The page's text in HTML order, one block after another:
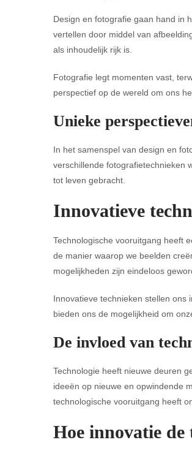
Design en fotografie gaan hand in
vertellen door middel van
als inhoudelijk rijk is.
Fotografie legt momenten vast,
perspectief op de wereld om ons
Unieke
In het samenspel van design en
verschillende fotografietechnieken
tot leven gebracht.
Innovatieve
Technologische vooruitgang heeft
de manier waarop we beelden
mogelijkheden zijn eindeloos
Innovatieve technieken stellen
bieden ons de mogelijkheid om
De invloed van
Technologie heeft nieuwe deuren
ideeën op nieuwe en opwindende
technologische vooruitgang heeft
Hoe innovatie